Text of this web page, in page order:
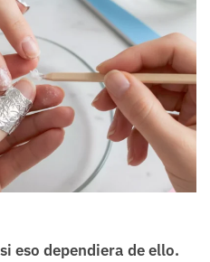
eso dependiera de ello.